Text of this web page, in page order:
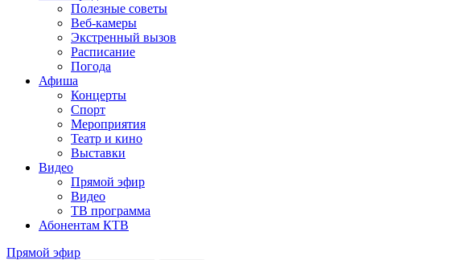
Полезные советы
Веб-камеры
Экстренный вызов
Расписание
Погода
Афиша
Концерты
Спорт
Мероприятия
Театр и кино
Выставки
Видео
Прямой эфир
Видео
ТВ программа
Абонентам КТВ
Прямой эфир